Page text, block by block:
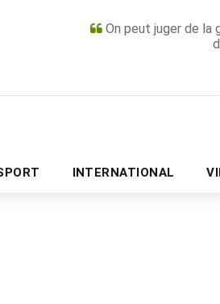
On peut juger de la
INTERNATIONAL
PUBLICITÉ